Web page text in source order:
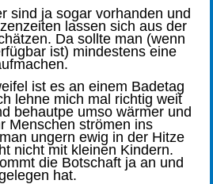
sind ja sogar vorhanden und
lassen sich aus der
Da sollte man (wenn
ist) mindestens eine
ist es an einem Badetag
lehne mich mal richtig weit
behautpe umso wärmer und
Menschen strömen ins
ungern ewig in der Hitze
nicht mit kleinen Kindern.
die Botschaft ja an und
hat.